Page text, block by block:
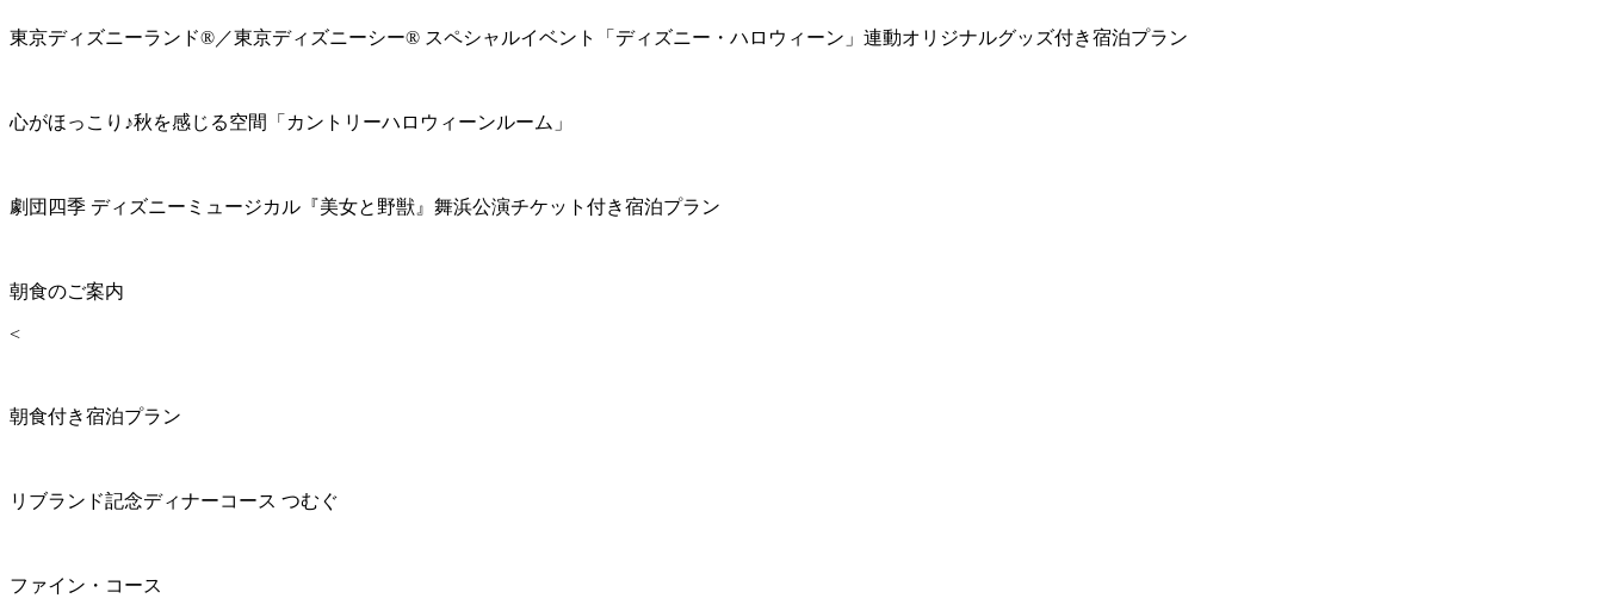
東京ディズニーランド®／東京ディズニーシー® スペシャルイベント「ディズニー・ハロウィーン」連動オリジナルグッズ付き宿泊プラン
心がほっこり♪秋を感じる空間「カントリーハロウィーンルーム」
劇団四季 ディズニーミュージカル『美女と野獣』舞浜公演チケット付き宿泊プラン
朝食のご案内
<
朝食付き宿泊プラン
リブランド記念ディナーコース つむぐ
ファイン・コース